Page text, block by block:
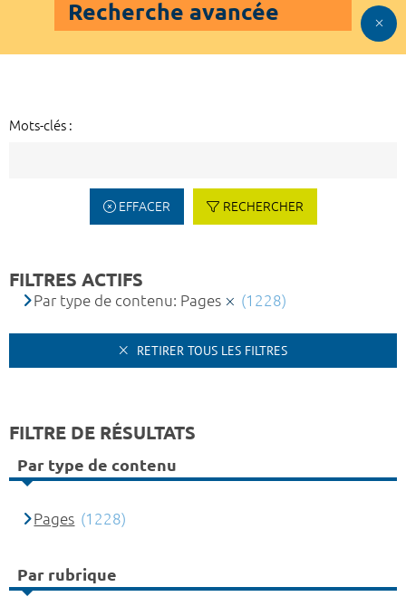
Recherche avancée
Mots-clés :
EFFACER RECHERCHER
FILTRES ACTIFS
Par type de contenu: Pages (1228)
RETIRER TOUS LES FILTRES
FILTRE DE RÉSULTATS
Par type de contenu
Pages (1228)
Par rubrique